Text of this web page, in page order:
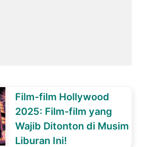
Film-film Hollywood
2025: Film-film yang
Wajib Ditonton di Musim
Liburan Ini!